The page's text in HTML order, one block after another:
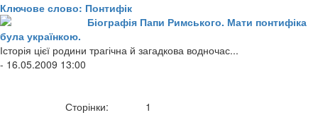
Ключове слово: Понтифік
Біографія Папи Римського. Мати понтифіка
була українкою.
Історія цієї родини трагічна й загадкова водночас...
- 16.05.2009 13:00
Сторінки: 1